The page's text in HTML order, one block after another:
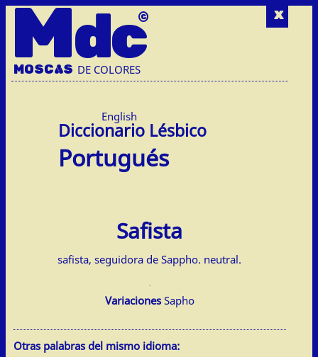
x
Mdc
MOSCAS DE COLORES
English
Portugués
Safista
safista, seguidora de Sappho. neutral.
VariacionesSapho
Otras palabras del mismo idioma: